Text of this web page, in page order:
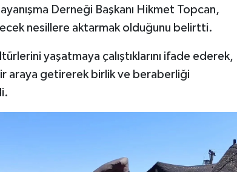
Derneği Başkanı Hikmet Topcan,
nesillere aktarmak olduğunu belirtti.
yaşatmaya çalıştıklarını ifade ederek,
araya getirerek birlik ve beraberliği